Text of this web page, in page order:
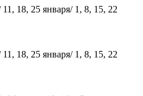
18, 25 января/ 1, 8, 15, 22
18, 25 января/ 1, 8, 15, 22